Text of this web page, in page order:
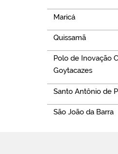
Maricá
Quissamã
Polo de Inovação
Goytacazes
Santo Antônio de
São João da Barra